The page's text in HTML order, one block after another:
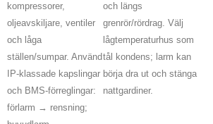
kompressorer,
oljeavskiljare, ventiler
och låga
ställen/sumpar. Använd
IP-klassade kapslingar
och BMS-förreglingar:
förlarm → rensning;
och längs
grenrör/rördrag. Välj
lågtemperaturhus som
tål kondens; larm kan
börja dra ut och stänga
nattgardiner.